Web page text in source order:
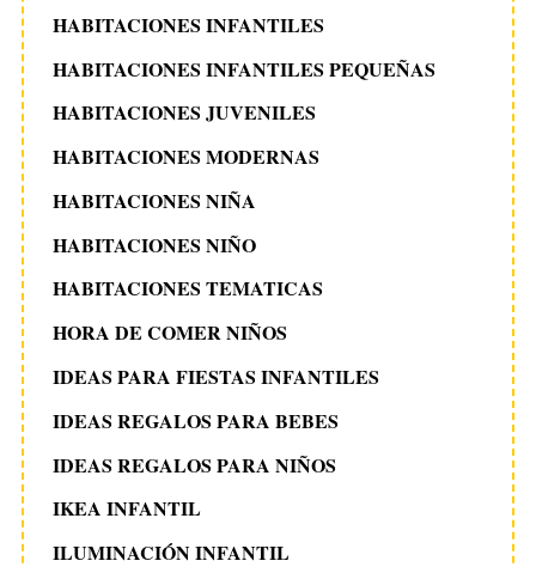
HABITACIONES INFANTILES
HABITACIONES INFANTILES PEQUEÑAS
HABITACIONES JUVENILES
HABITACIONES MODERNAS
HABITACIONES NIÑA
HABITACIONES NIÑO
HABITACIONES TEMATICAS
HORA DE COMER NIÑOS
IDEAS PARA FIESTAS INFANTILES
IDEAS REGALOS PARA BEBES
IDEAS REGALOS PARA NIÑOS
IKEA INFANTIL
ILUMINACIÓN INFANTIL